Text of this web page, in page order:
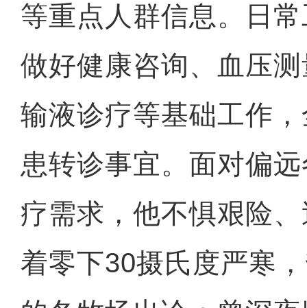
等重点人群信息。日
做好健康咨询、血压
输液诊疗等基础工作
患转诊事宜。面对偏
疗需求，他不惧艰险
着零下30摄氏度严寒